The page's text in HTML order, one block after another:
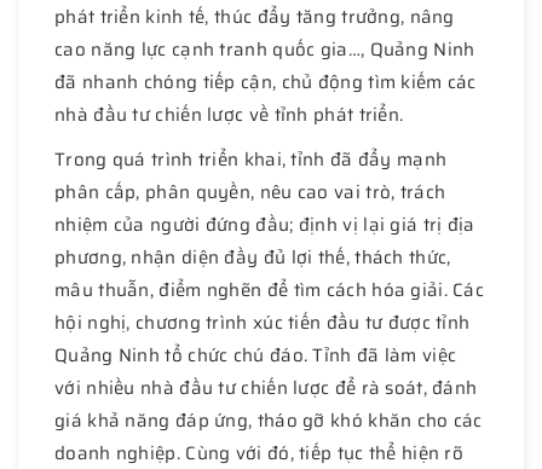
phát triển kinh tế, thúc đẩy tăng trưởng, nâng
cao năng lực cạnh tranh quốc gia…, Quảng Ninh
đã nhanh chóng tiếp cận, chủ động tìm kiếm các
nhà đầu tư chiến lược về tỉnh phát triển.
Trong quá trình triển khai, tỉnh đã đẩy mạnh
phân cấp, phân quyền, nêu cao vai trò, trách
nhiệm của người đứng đầu; định vị lại giá trị địa
phương, nhận diện đầy đủ lợi thế, thách thức,
mâu thuẫn, điểm nghẽn để tìm cách hóa giải. Các
hội nghị, chương trình xúc tiến đầu tư được tỉnh
Quảng Ninh tổ chức chú đáo. Tỉnh đã làm việc
với nhiều nhà đầu tư chiến lược để rà soát, đánh
giá khả năng đáp ứng, tháo gỡ khó khăn cho các
doanh nghiệp. Cùng với đó, tiếp tục thể hiện rõ